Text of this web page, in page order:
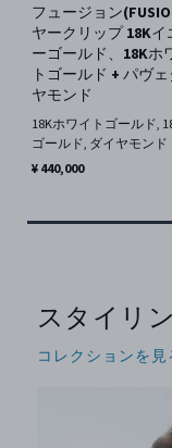
フュージョン
ヤークリップ 18Kイ
ーゴールド、18Kホ
トゴールド + パヴ
ヤモンド
18Kホワイトゴールド,
ゴールド, ダイヤモンド
¥ 440,000
スタイリ
コレクションを見